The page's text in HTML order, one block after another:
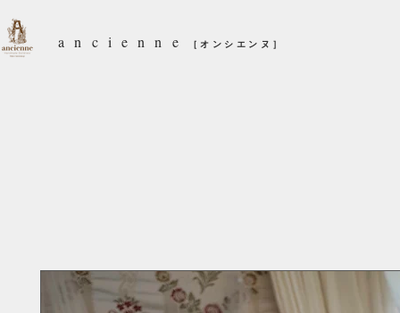
ancienne ［オンシエンヌ］